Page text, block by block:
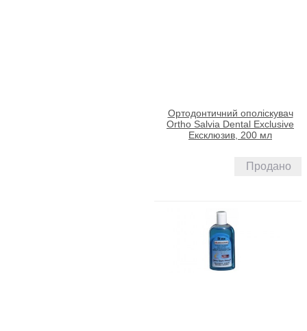
Ортодонтичний ополіскувач
Ortho Salvia Dental Exclusive
Ексклюзив, 200 мл
Продано